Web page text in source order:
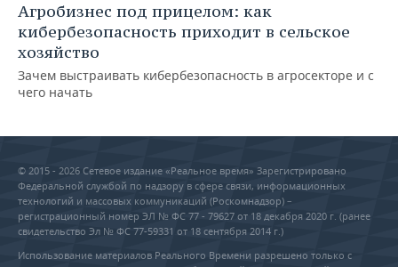
Агробизнес под прицелом: как
кибербезопасность приходит в сельское
хозяйство
Зачем выстраивать кибербезопасность в агросекторе и с
чего начать
© 2015 - 2026 Сетевое издание «Реальное время» Зарегистрировано
Федеральной службой по надзору в сфере связи, информационных
технологий и массовых коммуникаций (Роскомнадзор) –
регистрационный номер ЭЛ № ФС 77 - 79627 от 18 декабря 2020 г. (ранее
свидетельство Эл № ФС 77-59331 от 18 сентября 2014 г.)
Использование материалов Реального Времени разрешено только с